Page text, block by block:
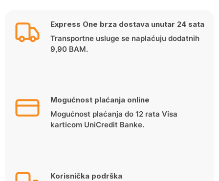
Express One brza dostava unutar 24 sata
Transportne usluge se naplaćuju dodatnih
9,90 BAM.
Mogućnost plaćanja online
Mogućnost plaćanja do 12 rata Visa
karticom UniCredit Banke.
Korisnička podrška